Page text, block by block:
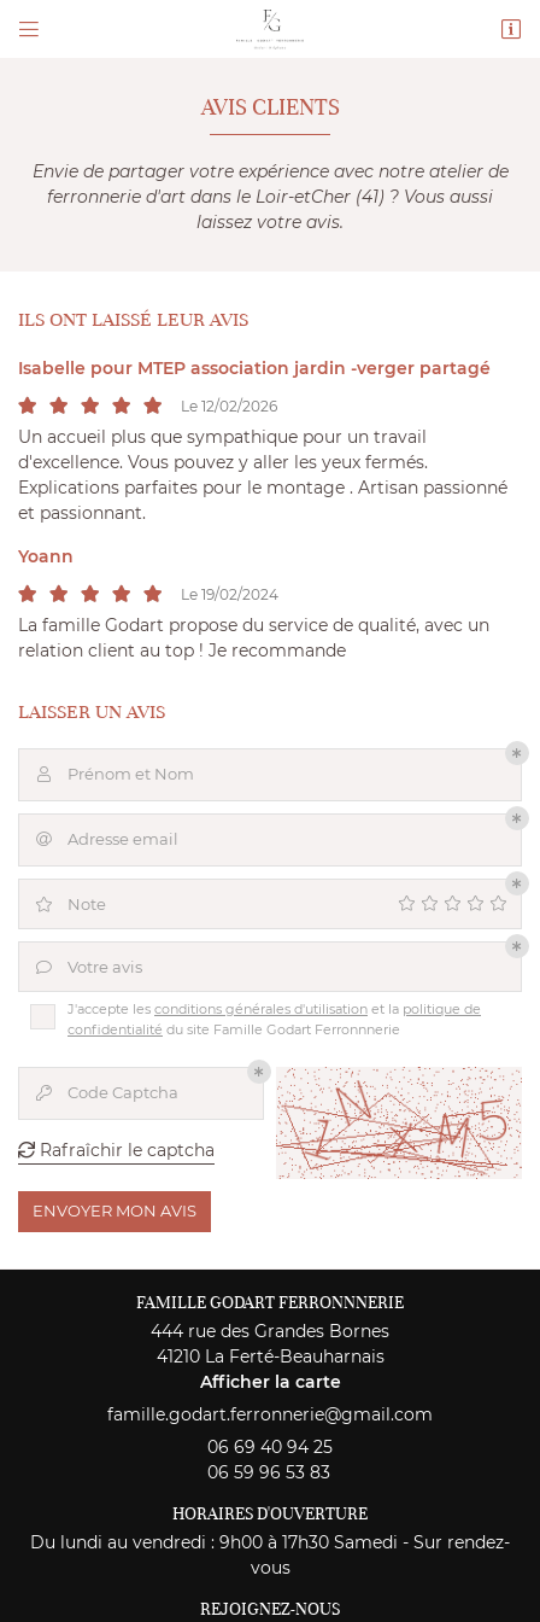

Accueil
Gloriette
L'Atelier
réalisations
Avis
Actualités
Contact

UNE
06 69 40 94
RESTEZ
INSCRIPTION
444 rue des Grandes Bornes
 Adresse email de réception
 Code Captcha
Rafraîchir le captcha
commerciales à l'adresse email indiqué ci-dessus. Vous pouvez vous désinscrire
à tout moment en utilisant
INSCRIPTION
AVIS CLIENTS
Envie de partager votre expérience avec notre atelier de
ferronnerie d'art dans le Loir-etCher (41) ? Vous aussi
laissez votre avis.
ILS ONT LAISSÉ LEUR AVIS
Isabelle pour MTEP association jardin -verger partagé
Le 12/02/2026
Un accueil plus que sympathique pour un travail
d'excellence. Vous pouvez y aller les yeux fermés.
Explications parfaites pour le montage . Artisan passionné
et passionnant.
Yoann
Le 19/02/2024
La famille Godart propose du service de qualité, avec un
relation client au top ! Je recommande
LAISSER UN AVIS
 Prénom et Nom
 Adresse email
 Note
 Votre avis
J'accepte les conditions générales d'utilisation et la politique de
confidentialité du site Famille Godart Ferronnnerie
 Code Captcha
 Rafraîchir le captcha
ENVOYER MON AVIS
FAMILLE GODART FERRONNNERIE
444 rue des Grandes Bornes
41210 La Ferté-Beauharnais
Afficher la carte
06 69 40 94 25
06 59 96 53 83
HORAIRES D'OUVERTURE
Du lundi au vendredi : 9h00 à 17h30 Samedi - Sur rendez-
vous
REJOIGNEZ-NOUS